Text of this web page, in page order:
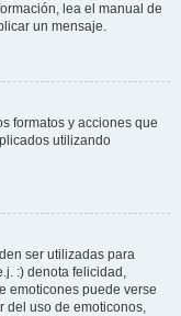
lea el manual de
un mensaje.
formatos y acciones que
utilizando
ser utilizadas para
:) denota felicidad,
emoticones puede verse
del uso de emoticonos,